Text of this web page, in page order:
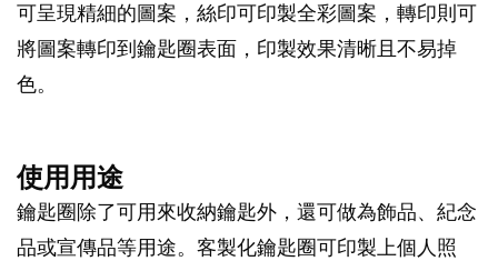
可呈現精細的圖案，絲印可印製全彩圖案，轉印則可
將圖案轉印到鑰匙圈表面，印製效果清晰且不易掉
色。
使用用途
鑰匙圈除了可用來收納鑰匙外，還可做為飾品、紀念
品或宣傳品等用途。客製化鑰匙圈可印製上個人照